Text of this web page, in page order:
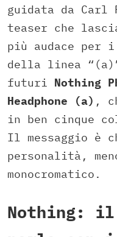
guidata da Carl
teaser che
più audace per
della linea
futuri Nothing
Headphone (a) ,
in ben cinque
Il messaggio è
personalità,
monocromatico.
Nothing: il